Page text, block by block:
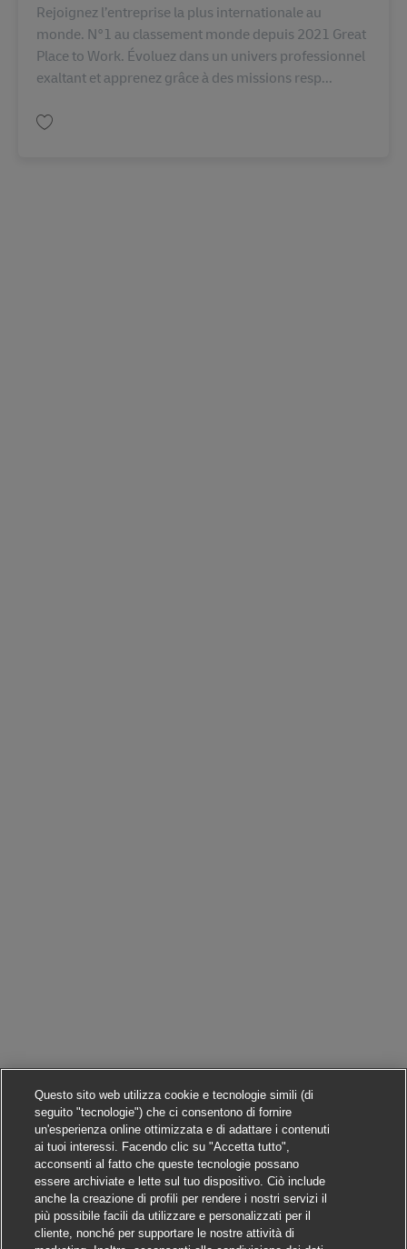
Rejoignez l’entreprise la plus internationale au
monde. N°1 au classement monde depuis 2021 Great
Place to Work. Évoluez dans un univers professionnel
exaltant et apprenez grâce à des missions resp...
Questo sito web utilizza cookie e tecnologie simili (di
seguito "tecnologie") che ci consentono di fornire
un'esperienza online ottimizzata e di adattare i contenuti
ai tuoi interessi. Facendo clic su "Accetta tutto",
acconsenti al fatto che queste tecnologie possano
essere archiviate e lette sul tuo dispositivo. Ciò include
anche la creazione di profili per rendere i nostri servizi il
più possibile facili da utilizzare e personalizzati per il
cliente, nonché per supportare le nostre attività di